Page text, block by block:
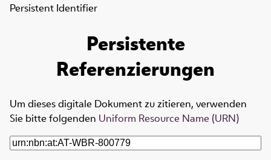
Persistent Identifier
Persistente
Referenzierungen
Um dieses digitale Dokument zu zitieren, verwenden
Sie bitte folgenden Uniform Resource Name (URN)